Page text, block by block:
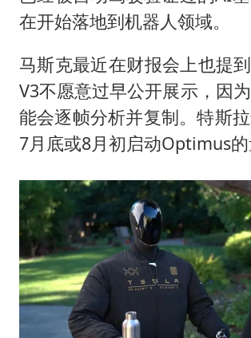
在开始落地到机器人领域。
马斯克最近在财报会上也提
V3不愿意过早公开展示，因
能会逐帧分析并复制。特斯
7月底或8月初启动Optimus的